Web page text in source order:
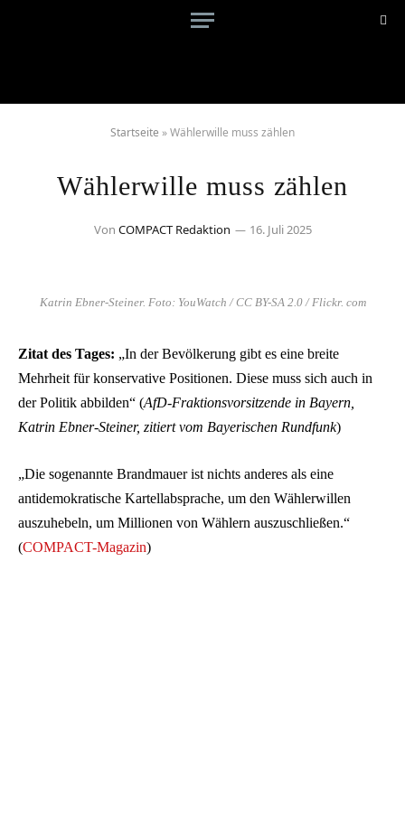
Startseite »Wählerwille muss zählen
Wählerwille muss zählen
Von COMPACT Redaktion 16. Juli 2025
Katrin Ebner-Steiner. Foto: YouWatch / CC BY-SA 2.0 / Flickr. com
Zitat des Tages: „In der Bevölkerung gibt es eine breite
Mehrheit für konservative Positionen. Diese muss sich auch in
der Politik abbilden“ (AfD-Fraktionsvorsitzende in Bayern,
Katrin Ebner-Steiner, zitiert vom Bayerischen Rundfunk)
„Die sogenannte Brandmauer ist nichts anderes als eine
antidemokratische Kartellabsprache, um den Wählerwillen
auszuhebeln, um Millionen von Wählern auszuschließen.“
(COMPACT-Magazin)